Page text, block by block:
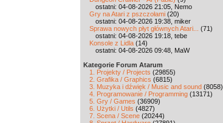
ostatni: 04-08-2026 21:05, Nemo
Gry na Atari z pszczołami (20)
ostatni: 04-08-2026 19:38, miker
Sprawa nowych płyt głównych Atari...
(71)
ostatni: 04-08-2026 19:18, tebe
Konsole z Lidla (14)
ostatni: 04-08-2026 09:48, MaW
Kategorie Forum Atarum
1. Projekty / Projects (29855)
2. Grafika / Graphics (6815)
3. Muzyka i dźwięk / Music and sound (8058)
4. Programowanie / Programming (13171)
5. Gry / Games (36909)
6. Użytki / Utils (4827)
7. Scena / Scene (20244)